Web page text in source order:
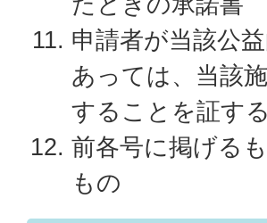
申請者が当該公
あっては、当該
することを証す
前各号に掲げる
もの